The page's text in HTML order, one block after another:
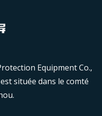
Equipment Co.,
située dans le comté